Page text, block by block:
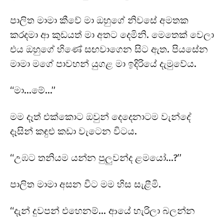
පාලිත මාමා කීවේ මා ඔහුගේ නිවසේ අමතක
කරදමා ආ කුඩයත් මා අතට දෙමිනි. මෙතෙක් වෙලා
එය ඔහුගේ හිණේ සඟවාගෙන සිට ඇත. පියසේන
මාමා මගේ පාවහන් යුගළ මා ඉදිරියේ දැමුවේය.
“මා…මේ…”
මම දෑත් එක්කොට ඔවුන් දෙදෙනාටම වැන්දේ
දෑසින් කඳුළු කඩා වැටෙන විටය.
“උඹට තනියම යන්න පුලුවන්ද ළමයෝ…?”
පාලිත මාමා අසන විට මම හිස සැළීමි.
“දැන් දුවපන් එහෙනම්… ආයේ හැරිලා බලන්න